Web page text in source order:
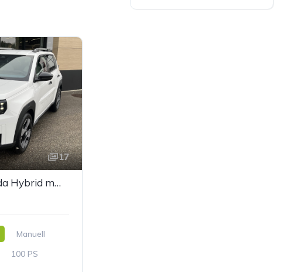
17
FIAT Grande Panda Hybrid mHEV 110 6-Gang eDCT LaPrima
Manuell
100 PS